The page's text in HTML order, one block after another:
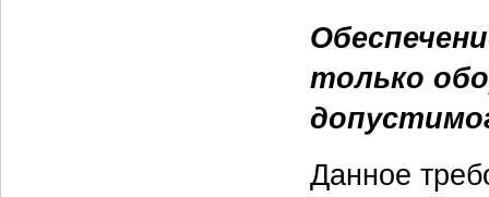
только
Данное